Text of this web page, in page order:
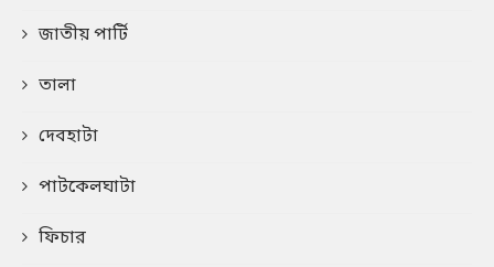
জাতীয় পার্টি
তালা
দেবহাটা
পাটকেলঘাটা
ফিচার